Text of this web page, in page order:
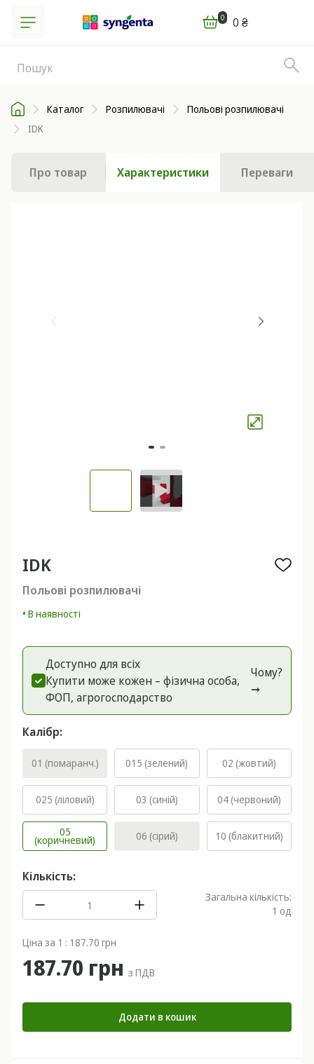
0 0 ₴
Каталог Розпилювачі
Польові розпилювачі
IDK
Про товар Характеристики Переваги
IDK
Польові розпилювачі
• В наявності
Доступно для всіх
Купити може кожен – фізична особа,
ФОП, агрогоспoдарство
Чому?
➞
Калібр:
01 (помаранч.) 015 (зелений) 02 (жовтий)
025 (ліловий) 03 (синій) 04 (червоний)
05
(коричневий) 06 (сірий) 10 (блакитний)
Кількість:
Загальна кількість:
1 од
Ціна за 1 : 187.70 грн
187.70 грн з ПДВ
Додати в кошик